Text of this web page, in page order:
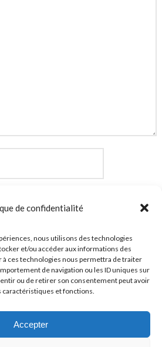
de confidentialité
nous utilisons des technologies
et/ou accéder aux informations des
à ces technologies nous permettra de traiter
de navigation ou les ID uniques sur
ou de retirer son consentement peut avoir
et fonctions.
Accepter
mon e-mail et mon site dans
prochain commentaire.